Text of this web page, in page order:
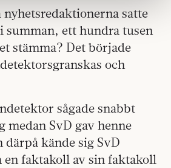
deras tjänster.
hur vi hanterar personuppgifter
nyhetsredaktionerna satte
summan, ett hundra tusen
stämma? Det började
och
sågade snabbt
medan SvD gav henne
därpå kände sig SvD
en faktakoll av sin faktakoll